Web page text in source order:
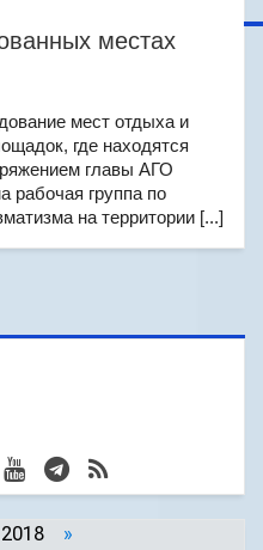
местах
мест отдыха и
где находятся
главы АГО
рабочая группа по
на территории [...]
»